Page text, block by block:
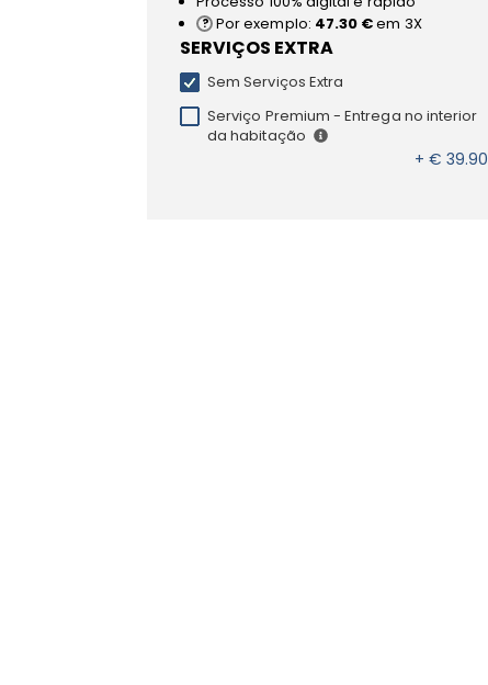
Por exemplo: 47.30 €em 3X
SERVIÇOS EXTRA
Sem Serviços Extra
Serviço Premium - Entrega no interior
da habitação
+ € 39.90